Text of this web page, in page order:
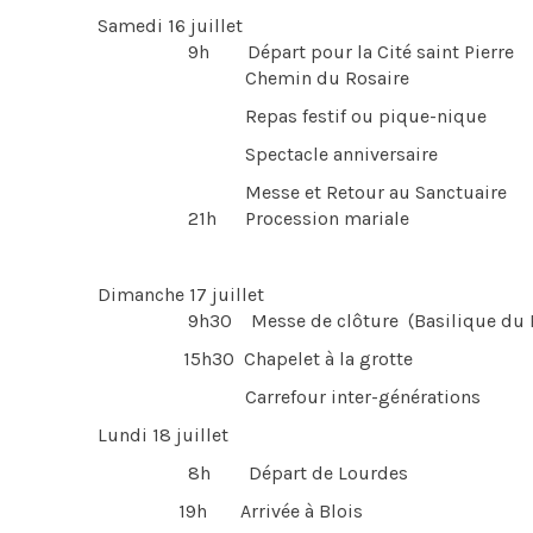
Samedi 16 juillet
9h Départ pour la Cité saint Pierre
Chemin du Rosaire
Repas festif ou pique-nique
Spectacle anniversaire
Messe et Retour au Sanctuaire
21h Procession mariale
Dimanche 17 juillet
9h30 Messe de clôture (Basilique du
15h30 Chapelet à la grotte
Carrefour inter-générations
Lundi 18 juillet
8h Départ de Lourdes
19h Arrivée à Blois